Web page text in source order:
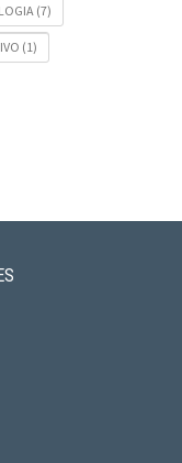
(7)
(1)